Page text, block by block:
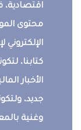
اقتصادية،
محتوى
كتابنا،
الأخبار
جديد،
وغنية